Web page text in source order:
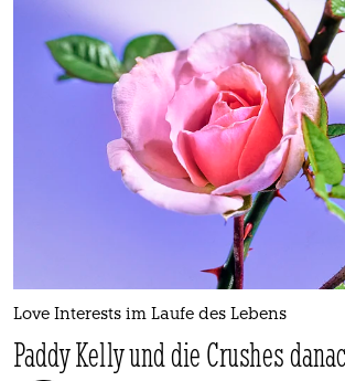
Love Interests im Laufe des Lebens
Paddy Kelly und die Crushes